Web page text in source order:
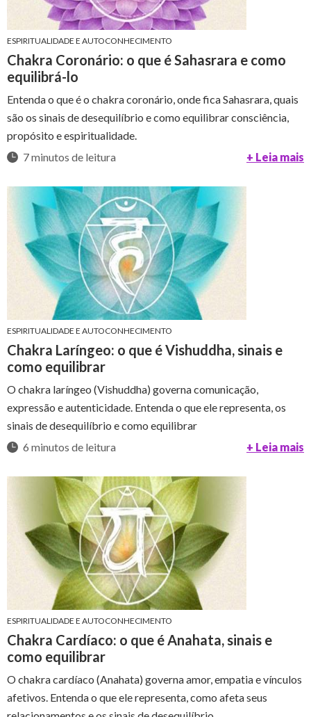
ESPIRITUALIDADE E AUTOCONHECIMENTO
Chakra Coronário: o que é Sahasrara e como
equilibrá-lo
Entenda o que é o chakra coronário, onde fica Sahasrara, quais
são os sinais de desequilíbrio e como equilibrar consciência,
propósito e espiritualidade.
7 minutos de leitura
+ Leia mais
ESPIRITUALIDADE E AUTOCONHECIMENTO
Chakra Laríngeo: o que é Vishuddha, sinais e
como equilibrar
O chakra laríngeo (Vishuddha) governa comunicação,
expressão e autenticidade. Entenda o que ele representa, os
sinais de desequilíbrio e como equilibrar
6 minutos de leitura
+ Leia mais
ESPIRITUALIDADE E AUTOCONHECIMENTO
Chakra Cardíaco: o que é Anahata, sinais e
como equilibrar
O chakra cardíaco (Anahata) governa amor, empatia e vínculos
afetivos. Entenda o que ele representa, como afeta seus